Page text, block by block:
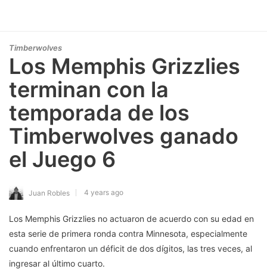
Timberwolves
Los Memphis Grizzlies
terminan con la
temporada de los
Timberwolves ganado
el Juego 6
Juan Robles 4 years ago
Los Memphis Grizzlies no actuaron de acuerdo con su edad en
esta serie de primera ronda contra Minnesota, especialmente
cuando enfrentaron un déficit de dos dígitos, las tres veces, al
ingresar al último cuarto.